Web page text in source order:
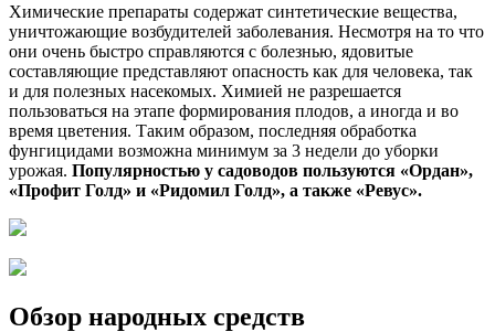
Химические препараты содержат синтетические вещества,
уничтожающие возбудителей заболевания. Несмотря на то что
они очень быстро справляются с болезнью, ядовитые
составляющие представляют опасность как для человека, так
и для полезных насекомых. Химией не разрешается
пользоваться на этапе формирования плодов, а иногда и во
время цветения. Таким образом, последняя обработка
фунгицидами возможна минимум за 3 недели до уборки
урожая. Популярностью у садоводов пользуются «Ордан»,
«Профит Голд» и «Ридомил Голд», а также «Ревус».
Обзор народных средств